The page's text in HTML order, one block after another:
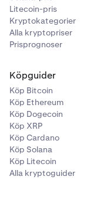
Litecoin-pris
Kryptokategorier
Alla kryptopriser
Prisprognoser
Köpguider
Köp Bitcoin
Köp Ethereum
Köp Dogecoin
Köp XRP
Köp Cardano
Köp Solana
Köp Litecoin
Alla kryptoguider